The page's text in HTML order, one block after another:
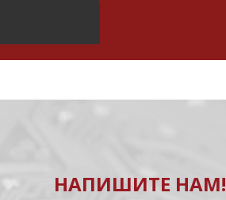
НАПИШИТЕ НАМ!